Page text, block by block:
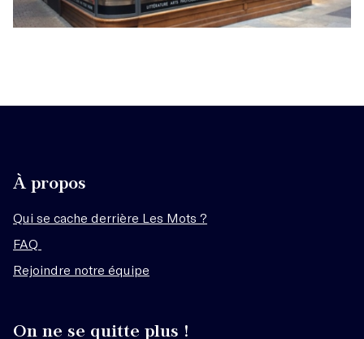
À propos
Qui se cache derrière Les Mots ?
FAQ
Rejoindre notre équipe
On ne se quitte plus !